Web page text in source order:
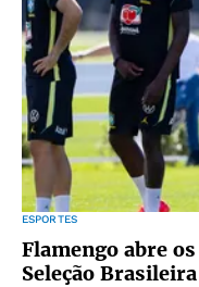
ESPORTES
Flamengo abre
Seleção Brasileira